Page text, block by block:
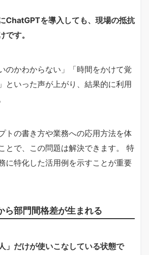
ChatGPTを導入しても、現場の抵抗
です。
のかわからない」「時間をかけて覚
といった声が上がり、結果的に利用
トの書き方や業務への応用方法を体
とで、この問題は解決できます。 特
に特化した活用例を示すことが重要
ら部門間格差が生まれる
」だけが使いこなしている状態で